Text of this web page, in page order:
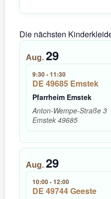
Die nächsten
Aug. 29
9:30-11:30
DE 49685 Emstek
Pfarrheim Emstek
Anton-Wempe-Straße 3
Emstek 49685
Aug. 29
10:00-12:00
DE 49744 Geeste